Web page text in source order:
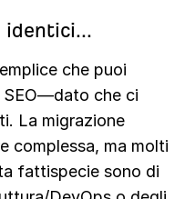
identici...
che puoi
che ci
La migrazione
complessa, ma molti
fattispecie sono di